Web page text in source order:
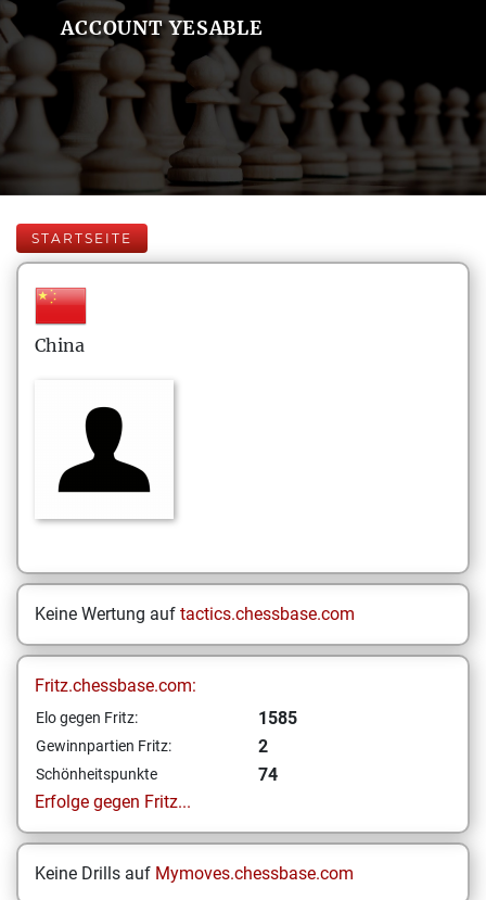
ACCOUNT YESABLE
STARTSEITE
China
Keine Wertung auf tactics.chessbase.com
Fritz.chessbase.com:
Elo gegen Fritz: 1585
Gewinnpartien Fritz: 2
Schönheitspunkte
74
Erfolge gegen Fritz...
Keine Drills auf Mymoves.chessbase.com